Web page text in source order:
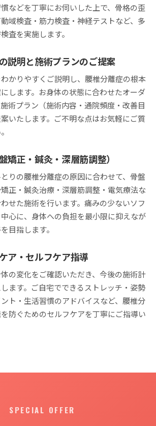
などを丁寧にお伺いした上で、骨格の歪
域検査・筋力検査・神経テストなど、多
査を実施します。
説明と施術プランのご提案
かりやすくご説明し、腰椎分離症の根本
します。お身体の状態に合わせたオーダ
術プラン（施術内容・通院頻度・改善目
いたします。ご不明な点はお気軽にご質
矯正・鍼灸・深層筋調整）
りの腰椎分離症の原因に合わせて、骨盤
正・鍼灸治療・深層筋調整・電気療法な
せた施術を行います。痛みの少ないソフ
中心に、身体への負担を最小限に抑えなが
目指します。
ア・セルフケア指導
の変化をご確認いただき、今後の施術計
ます。ご自宅でできるストレッチ・姿勢
ト・生活習慣のアドバイスなど、腰椎分
防ぐためのセルフケアを丁寧にご指導い
SPECIAL OFFER